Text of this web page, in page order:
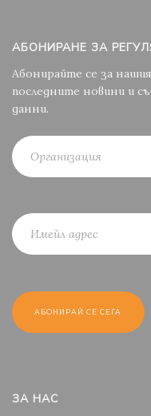
АБОНИРАНЕ ЗА
Абонирайте се за
последните новини и
данни.
ЗА НАС